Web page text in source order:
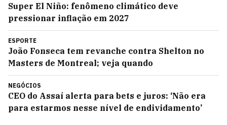
Super El Niño: fenômeno climático deve
pressionar inflação em 2027
ESPORTE
João Fonseca tem revanche contra Shelton no
Masters de Montreal; veja quando
NEGÓCIOS
CEO do Assaí alerta para bets e juros: ‘Não era
para estarmos nesse nível de endividamento’